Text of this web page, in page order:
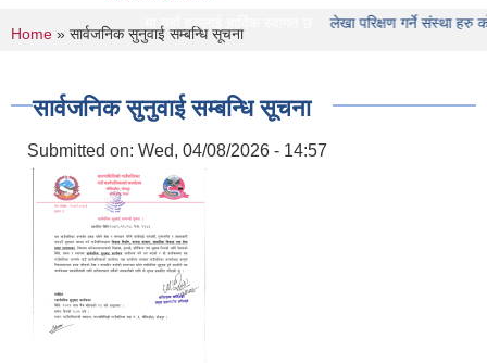
को वेभसाइट मा यहाँ हरुलाई हार्दिक स्वागत छ लेखा परिक्षण गर्ने संस्था हरु को
You are here
Home » सार्वजनिक सुनुवाई सम्बन्धि सूचना
सार्वजनिक सुनुवाई सम्बन्धि सूचना
Submitted on: Wed, 04/08/2026 - 14:57